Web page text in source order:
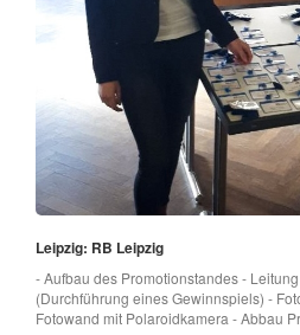
Leipzig: RB Leipzig
- Aufbau des Promotionstandes -
(Durchführung eines Gewinnspiels) -
Fotowand mit Polaroidkamera - Abbau